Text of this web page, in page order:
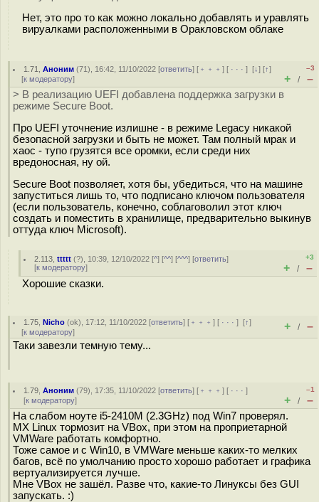
Нет, это про то как можно локально добавлять и уравлять
вируалками расположенными в Оракловском облаке
1.71 ,Аноним (71), 16:42, 11/10/2022 [ответить] [ ﹢﹢﹢] [ · · ·][↓] [↑]
[к модератору]
–3
+ / –
> В реализацию UEFI добавлена поддержка загрузки в
режиме Secure Boot.
Про UEFI уточнение излишне - в режиме Legacy никакой
безопасной загрузки и быть не может. Там полный мрак и
хаос - тупо грузятся все оромки, если среди них
вредоносная, ну ой.
Secure Boot позволяет, хотя бы, убедиться, что на машине
запуститься лишь то, что подписано ключом пользователя
(если пользователь, конечно, соблаговолил этот ключ
создать и поместить в хранилище, предварительно выкинув
оттуда ключ Microsoft).
2.113 ,ttttt (?), 10:39, 12/10/2022 [^] [^^] [^^^] [ответить]
[к модератору]
+3
+ / –
Хорошие сказки.
1.75 ,Nicho (ok), 17:12, 11/10/2022 [ответить] [ ﹢﹢﹢] [ · · ·][↑]
[к модератору] + / –
Таки завезли темную тему...
1.79 ,Аноним (79), 17:35, 11/10/2022 [ответить] [ ﹢﹢﹢] [ · · ·]
[к модератору]
–1
+ / –
На слабом ноуте i5-2410M (2.3GHz) под Win7 проверял.
MX Linux тормозит на VBox, при этом на проприетарной
VMWare работать комфортно.
Тоже самое и с Win10, в VMWare меньше каких-то мелких
багов, всё по умолчанию просто хорошо работает и графика
вертуализируется лучше.
Мне VBox не зашёл. Разве что, какие-то Линуксы без GUI
запускать. :)